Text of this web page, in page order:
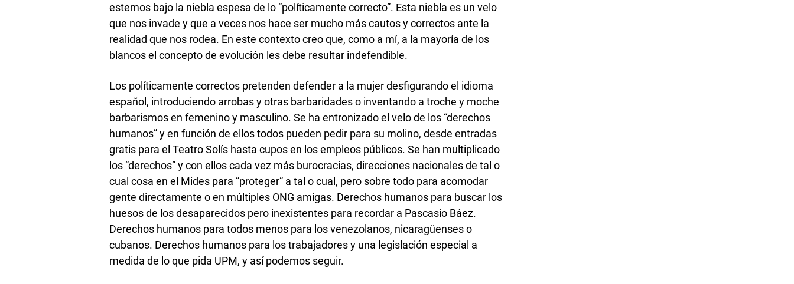
estemos bajo la niebla espesa de lo “políticamente correcto”. Esta niebla es un velo
que nos invade y que a veces nos hace ser mucho más cautos y correctos ante la
realidad que nos rodea. En este contexto creo que, como a mí, a la mayoría de los
blancos el concepto de evolución les debe resultar indefendible.
Los políticamente correctos pretenden defender a la mujer desfigurando el idioma
español, introduciendo arrobas y otras barbaridades o inventando a troche y moche
barbarismos en femenino y masculino. Se ha entronizado el velo de los “derechos
humanos” y en función de ellos todos pueden pedir para su molino, desde entradas
gratis para el Teatro Solís hasta cupos en los empleos públicos. Se han multiplicado
los “derechos” y con ellos cada vez más burocracias, direcciones nacionales de tal o
cual cosa en el Mides para “proteger” a tal o cual, pero sobre todo para acomodar
gente directamente o en múltiples ONG amigas. Derechos humanos para buscar los
huesos de los desaparecidos pero inexistentes para recordar a Pascasio Báez.
Derechos humanos para todos menos para los venezolanos, nicaragüenses o
cubanos. Derechos humanos para los trabajadores y una legislación especial a
medida de lo que pida UPM, y así podemos seguir.